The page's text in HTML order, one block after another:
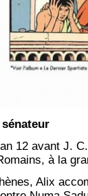
12 avant J.
à la
Alix